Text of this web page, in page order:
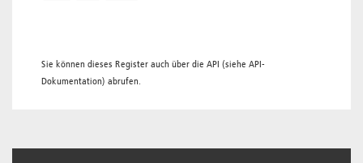
Sie können dieses Register auch über die API (siehe API-
Dokumentation) abrufen.